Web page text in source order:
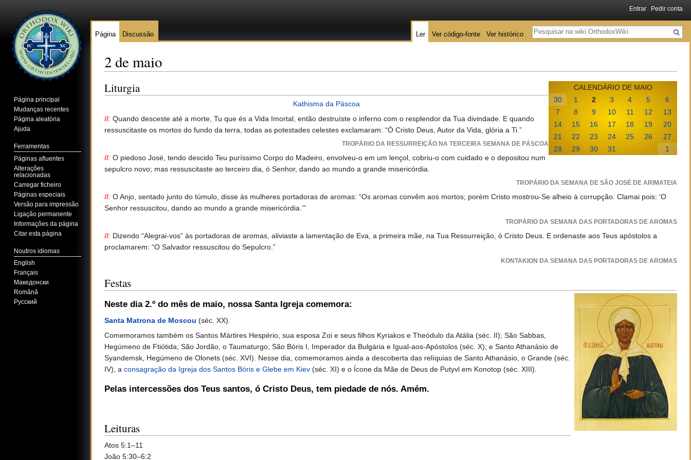
2 de maio
CALENDÁRIO DE MAIO
30
1 2 3 4 5
6
7
8 9 10 11 12
13
14
15 16 17 18 19
20
21
22 23 24 25 26
27
28
29 30 31 1
Liturgia
Kathisma da Páscoa
II: Quando desceste até a morte, Tu que és a Vida Imortal, então destruíste o inferno com o resplendor da Tua divindade. E quando
ressuscitaste os mortos do fundo da terra, todas as potestades celestes exclamaram: “Ó Cristo Deus, Autor da Vida, glória a Ti.”
TROPÁRIO DA RESSURREIÇÃO NA TERCEIRA SEMANA DE PÁSCOA
II: O piedoso José, tendo descido Teu puríssimo Corpo do Madeiro, envolveu-o em um lençol, cobriu-o com cuidado e o depositou num
sepulcro novo; mas ressuscitaste ao terceiro dia, ó Senhor, dando ao mundo a grande misericórdia.
TROPÁRIO DA SEMANA DE SÃO JOSÉ DE ARIMATEIA
II: O Anjo, sentado junto do túmulo, disse às mulheres portadoras de aromas: “Os aromas convêm aos mortos; porém Cristo mostrou-Se alheio à corrupção. Clamai pois: ‘O
Senhor ressuscitou, dando ao mundo a grande misericórdia.’”
TROPÁRIO DA SEMANA DAS PORTADORAS DE AROMAS
II: Dizendo “Alegrai-vos” às portadoras de aromas, aliviaste a lamentação de Eva, a primeira mãe, na Tua Ressurreição, ó Cristo Deus. E ordenaste aos Teus apóstolos a
proclamarem: “O Salvador ressuscitou do Sepulcro.”
KONTAKION DA SEMANA DAS PORTADORAS DE AROMAS
Festas
Neste dia 2.º do mês de maio, nossa Santa Igreja comemora:
Santa Matrona de Moscou (séc. XX).
Comemoramos também os Santos Mártires Hespério, sua esposa Zoi e seus filhos Kyriakos e Theódulo da Atália (séc. II); São Sabbas,
Hegúmeno de Ftiótida; São Jordão, o Taumaturgo; São Bóris I, Imperador da Bulgária e Igual-aos-Apóstolos (séc. X); e Santo Athanásio de
Syandemsk, Hegúmeno de Olonets (séc. XVI). Nesse dia, comemoramos ainda a descoberta das relíquias de Santo Athanásio, o Grande (séc.
IV), a consagração da Igreja dos Santos Bóris e Glebe em Kiev (séc. XI) e o Ícone da Mãe de Deus de Putyvl em Konotop (séc. XIII).
Pelas intercessões dos Teus santos, ó Cristo Deus, tem piedade de nós. Amém.
Leituras
Atos 5:1–11
João 5:30–6:2
Entrar Pedir conta
Página Discussão Ler Ver código-fonte Ver histórico
Pesquisa
Página principal
Mudanças recentes
Página aleatória
Ajuda
Ferramentas
Páginas afluentes
Alterações
relacionadas
Carregar ficheiro
Páginas especiais
Versão para impressão
Ligação permanente
Informações da página
Citar esta página
Noutros idiomas
English
Français
Македонски
Română
Русский